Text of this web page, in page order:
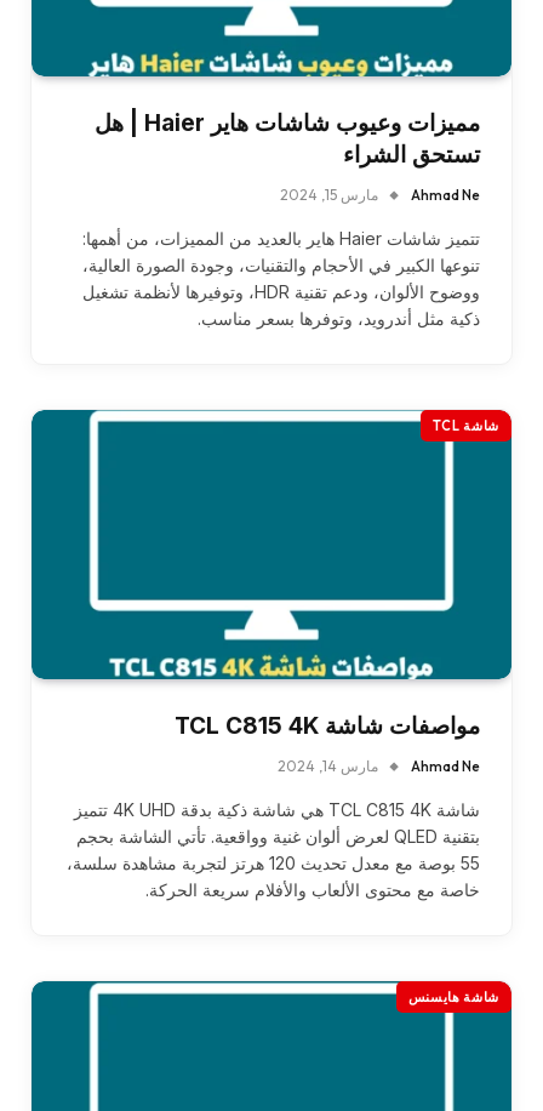
مميزات وعيوب شاشات هاير Haier | هل
تستحق الشراء
Ahmad Ne مارس 15, 2024
تتميز شاشات Haier هاير بالعديد من المميزات، من أهمها:
تنوعها الكبير في الأحجام والتقنيات، وجودة الصورة العالية،
ووضوح الألوان، ودعم تقنية HDR، وتوفيرها لأنظمة تشغيل
ذكية مثل أندرويد، وتوفرها بسعر مناسب.
شاشة TCL
مواصفات شاشة TCL C815 4K
Ahmad Ne مارس 14, 2024
شاشة TCL C815 4K هي شاشة ذكية بدقة 4K UHD تتميز
بتقنية QLED لعرض ألوان غنية وواقعية. تأتي الشاشة بحجم
55 بوصة مع معدل تحديث 120 هرتز لتجربة مشاهدة سلسة،
خاصة مع محتوى الألعاب والأفلام سريعة الحركة.
شاشة هايسنس